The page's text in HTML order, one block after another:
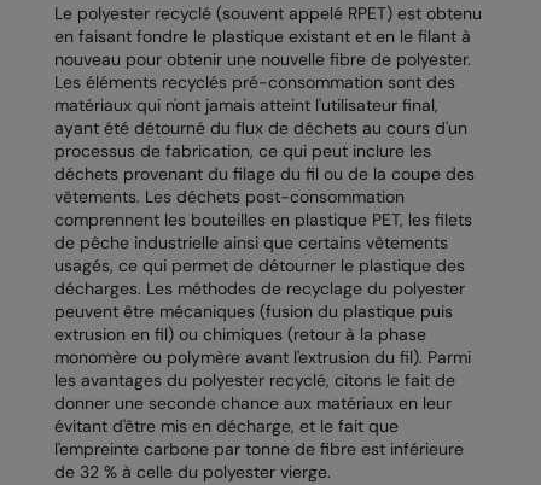
Build Your Brandit
Callaway
Colortone
Comfort Colors
Craghoppers Expert
Everyday Essentials
Finden & Hales
Flexfit by Yupoong
Front Row
Fruit of the Loom
Gildan
Nimbus
Onna by Premier
Premier
Quadra
Ralaflex
Russell Collection
Russell
Tombo
TriDri
Le polyester recyclé (souvent appelé RPET) est obtenu
en faisant fondre le plastique existant et en le filant à
nouveau pour obtenir une nouvelle fibre de polyester.
Les éléments recyclés pré-consommation sont des
matériaux qui n'ont jamais atteint l'utilisateur final,
ayant été détourné du flux de déchets au cours d'un
processus de fabrication, ce qui peut inclure les
déchets provenant du filage du fil ou de la coupe des
vêtements. Les déchets post-consommation
comprennent les bouteilles en plastique PET, les filets
de pêche industrielle ainsi que certains vêtements
usagés, ce qui permet de détourner le plastique des
décharges. Les méthodes de recyclage du polyester
peuvent être mécaniques (fusion du plastique puis
extrusion en fil) ou chimiques (retour à la phase
monomère ou polymère avant l'extrusion du fil). Parmi
les avantages du polyester recyclé, citons le fait de
donner une seconde chance aux matériaux en leur
évitant d'être mis en décharge, et le fait que
l'empreinte carbone par tonne de fibre est inférieure
de 32 % à celle du polyester vierge.